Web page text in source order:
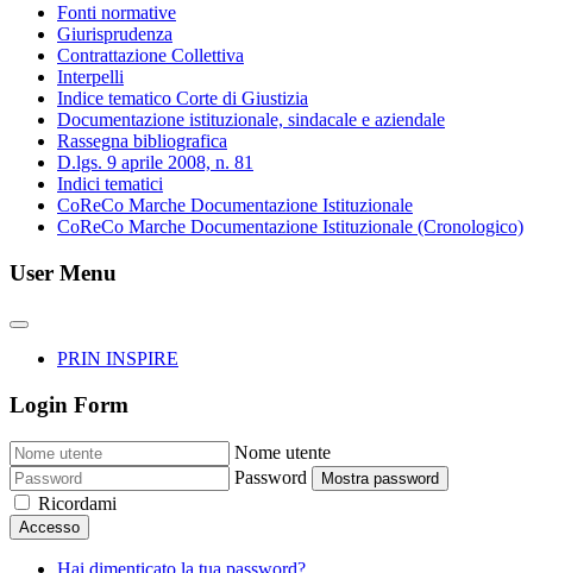
Fonti normative
Giurisprudenza
Contrattazione Collettiva
Interpelli
Indice tematico Corte di Giustizia
Documentazione istituzionale, sindacale e aziendale
Rassegna bibliografica
D.lgs. 9 aprile 2008, n. 81
Indici tematici
CoReCo Marche Documentazione Istituzionale
CoReCo Marche Documentazione Istituzionale (Cronologico)
User Menu
PRIN INSPIRE
Login Form
Nome utente
Password
Mostra password
Ricordami
Accesso
Hai dimenticato la tua password?